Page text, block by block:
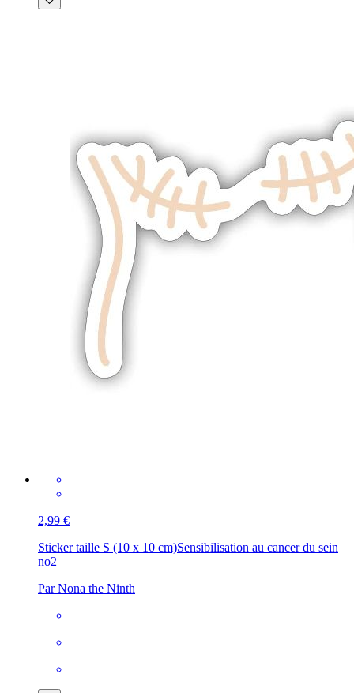
2,99 €
Sticker taille S (10 x 10 cm)Sensibilisation au cancer du sein
no2
Par Nona the Ninth